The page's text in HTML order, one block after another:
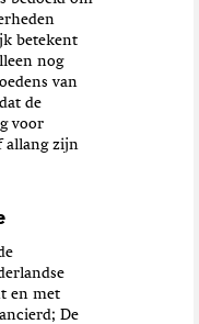
betekent
nog
van
de
voor
allang zijn
en met
De